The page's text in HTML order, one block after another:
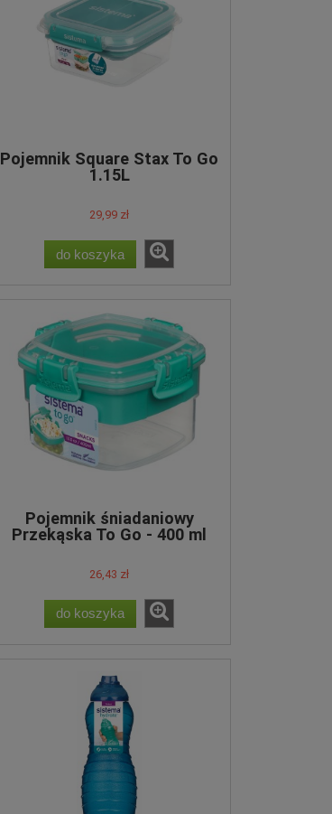
Pojemnik Square Stax To Go
1.15L
29,99 zł
do koszyka
Pojemnik śniadaniowy
Przekąska To Go - 400 ml
26,43 zł
do koszyka